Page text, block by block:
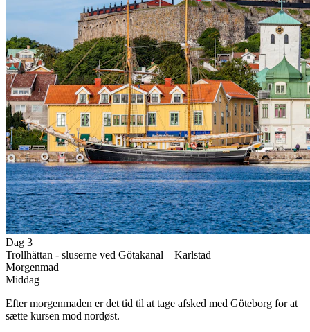
Dag 3
Trollhättan - sluserne ved Götakanal – Karlstad
Morgenmad
Middag
Efter morgenmaden er det tid til at tage afsked med Göteborg for at
sætte kursen mod nordøst.